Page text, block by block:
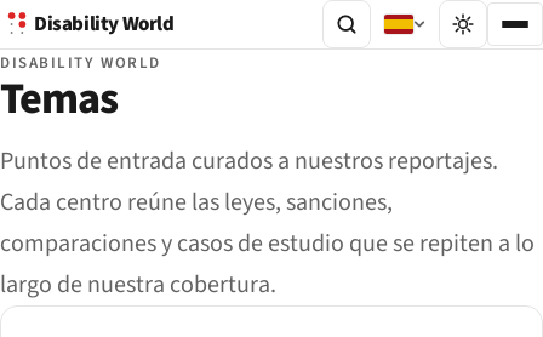
Disability World
DISABILITY WORLD
Temas
Puntos de entrada curados a nuestros reportajes.
Cada centro reúne las leyes, sanciones,
comparaciones y casos de estudio que se repiten a lo
largo de nuestra cobertura.